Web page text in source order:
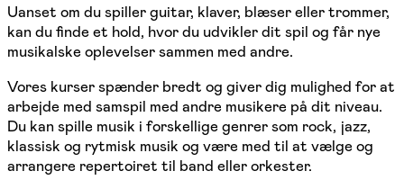
Uanset om du spiller guitar, klaver, blæser eller trommer,
kan du finde et hold, hvor du udvikler dit spil og får nye
musikalske oplevelser sammen med andre.
Vores kurser spænder bredt og giver dig mulighed for at
arbejde med samspil med andre musikere på dit niveau.
Du kan spille musik i forskellige genrer som rock, jazz,
klassisk og rytmisk musik og være med til at vælge og
arrangere repertoiret til band eller orkester.